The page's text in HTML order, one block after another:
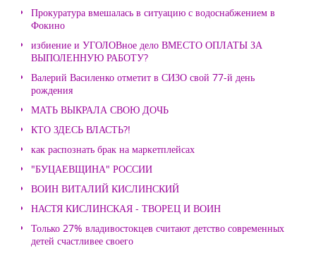
Прокуратура вмешалась в ситуацию с водоснабжением в
Фокино
избиение и УГОЛОВное дело ВМЕСТО ОПЛАТЫ ЗА
ВЫПОЛЕННУЮ РАБОТУ?
Валерий Василенко отметит в СИЗО свой 77-й день
рождения
МАТЬ ВЫКРАЛА СВОЮ ДОЧЬ
КТО ЗДЕСЬ ВЛАСТЬ?!
как распознать брак на маркетплейсах
"БУЦАЕВЩИНА" РОССИИ
ВОИН ВИТАЛИЙ КИСЛИНСКИЙ
НАСТЯ КИСЛИНСКАЯ - ТВОРЕЦ И ВОИН
Только 27% владивостокцев считают детство современных
детей счастливее своего